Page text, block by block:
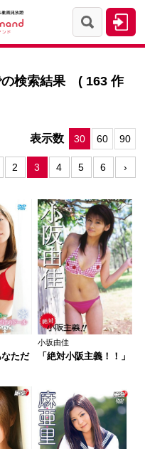
検索結果 ( 163 作
表示数 30 60 90
2 3 4 5 6 ›
なただ
小坂由佳
「絶対小阪主義！！」